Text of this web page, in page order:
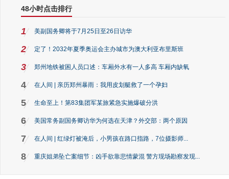
48小时点击排行
1 美副国务卿将于7月25日至26日访华
2 定了！2032年夏季奥运会主办城市为澳大利亚布里斯班
3 郑州地铁被困人员口述：车厢外水有一人多高 车厢内缺氧
4 在人间 | 亲历郑州暴雨：我用皮划艇救了一个孕妇
5 生命至上！第83集团军某旅紧急实施爆破分洪
6 美国常务副国务卿访华为何选在天津？外交部：两个原因
7 在人间 | 红绿灯被淹后，小男孩在路口指路，7位摄影师...
8 重庆姐弟坠亡案细节：凶手欲靠悲情蒙混 警方现场勘察发现...